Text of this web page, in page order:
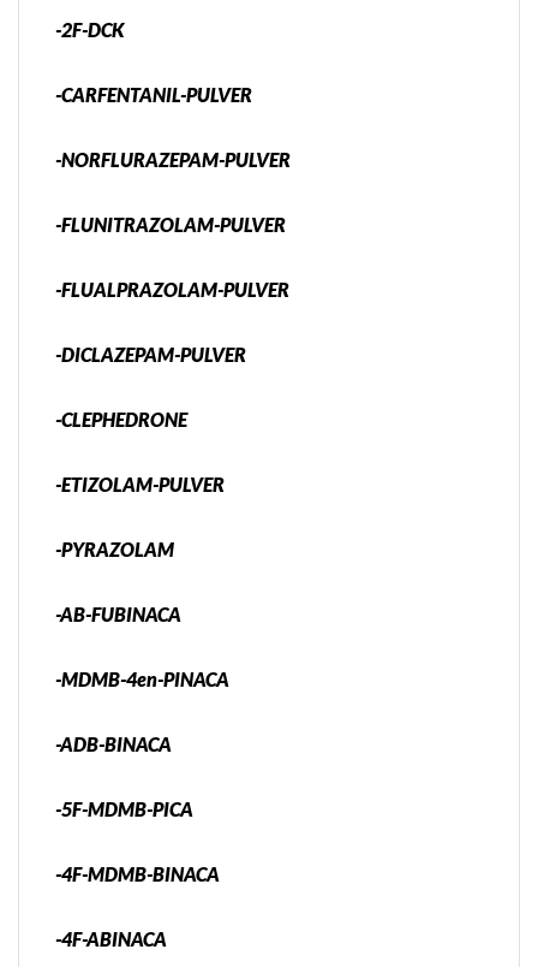
-2F-DCK
-CARFENTANIL-PULVER
-NORFLURAZEPAM-PULVER
-FLUNITRAZOLAM-PULVER
-FLUALPRAZOLAM-PULVER
-DICLAZEPAM-PULVER
-CLEPHEDRONE
-ETIZOLAM-PULVER
-PYRAZOLAM
-AB-FUBINACA
-MDMB-4en-PINACA
-ADB-BINACA
-5F-MDMB-PICA
-4F-MDMB-BINACA
-4F-ABINACA